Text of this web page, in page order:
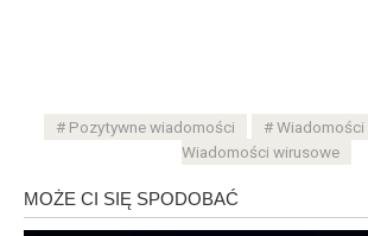
Pozytywne wiadomości
Wiadomości wirusowe